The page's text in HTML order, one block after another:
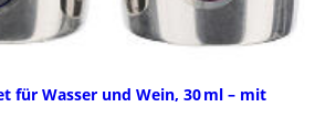
für Wasser und Wein, 30 ml – mit